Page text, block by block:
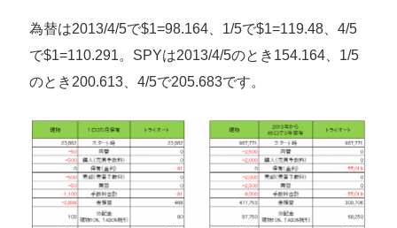
為替は2013/4/5で$1=98.164、1/5で$1=119.48、4/5
で$1=110.291。SPYは2013/4/5のとき154.164、1/5
のとき200.613、4/5で205.683です。